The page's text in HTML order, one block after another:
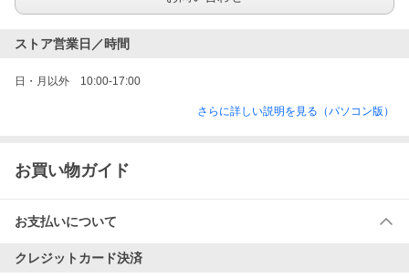
ストア営業日／時間
日・月以外　10:00-17:00
さらに詳しい説明を見る（パソコン版）
お買い物ガイド
お支払いについて
クレジットカード決済